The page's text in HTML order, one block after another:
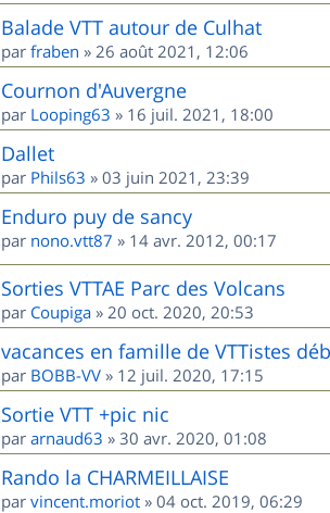
Balade VTT autour de Culhat
par fraben » 26 août 2021, 12:06
Cournon d'Auvergne
par Looping63 » 16 juil. 2021, 18:00
Dallet
par Phils63 » 03 juin 2021, 23:39
Enduro puy de sancy
par nono.vtt87 » 14 avr. 2012, 00:17
Sorties VTTAE Parc des Volcans
par Coupiga » 20 oct. 2020, 20:53
vacances en famille de VTTistes
par BOBB-VV » 12 juil. 2020, 17:15
Sortie VTT +pic nic
par arnaud63 » 30 avr. 2020, 01:08
Rando la CHARMEILLAISE
par vincent.moriot » 04 oct. 2019, 06:29